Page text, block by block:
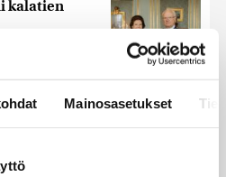
Mainosasetukset
kalatien
mikä
todellinen